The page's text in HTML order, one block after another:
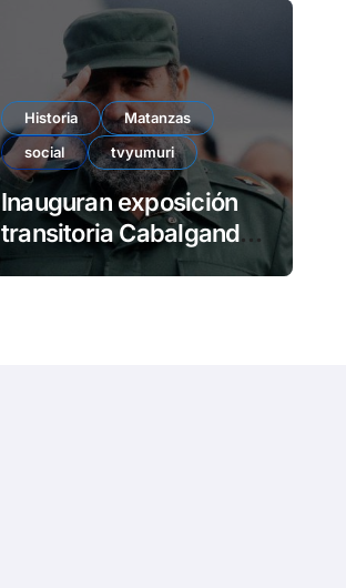
Historia
Matanzas
social
tvyumuri
Inauguran exposición
transitoria Cabalgando
con Fidel